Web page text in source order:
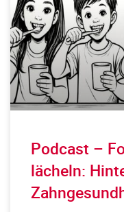
Podcast –
lächeln: